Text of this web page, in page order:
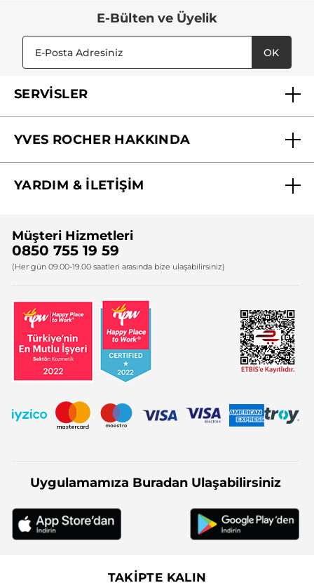
E-Bülten ve Üyelik
OK
SERVİSLER
YVES ROCHER HAKKINDA
Yves Rocher Vakfı
YARDIM & İLETİŞİM
Bize Ulaşın
Firma Bilgileri
Müşteri Hizmetleri
0850 755 19 59
(Her gün 09.00-19.00 saatleri arasında bize ulaşabilirsiniz)
Uygulamamıza Buradan Ulaşabilirsiniz
TAKİPTE KALIN